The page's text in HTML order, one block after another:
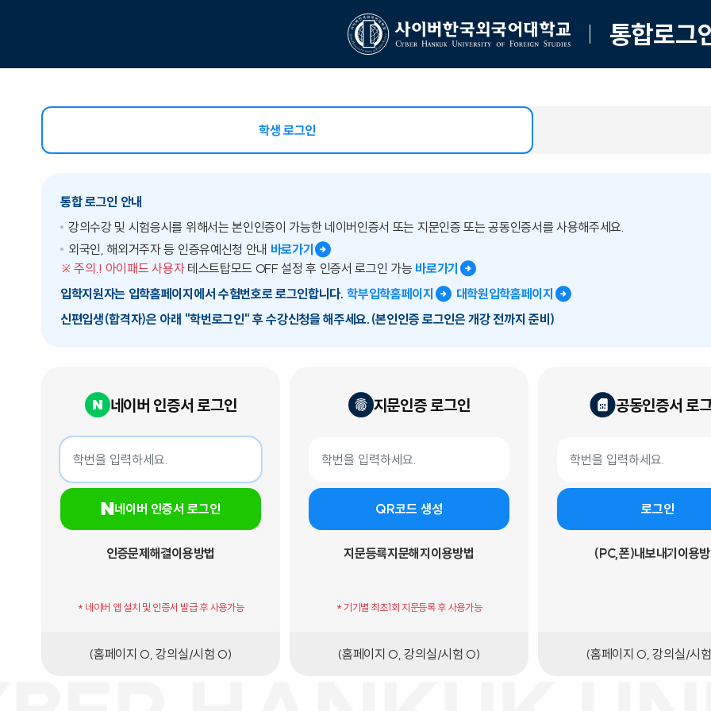
통합로그
학생 로그인
선택됨
통합 로그인 안내
강의수강 및 시험응시를 위해서는 본인인증이 가능한 네이버인증서 또는 지문인증 또는 공동인증서를 사용해주세요.
외국인, 해외거주자 등 인증유예신청 안내 바로가기
※ 주의.! 아이패드 사용자테스트탑모드 OFF 설정 후 인증서 로그인 가능 바로가기
입학지원자는 입학홈페이지에서 수험번호로 로그인합니다.학부입학홈페이지
대학원입학홈페이지
신편입생(합격자)은 아래 "학번로그인" 후 수강신청을 해주세요.(본인인증 로그인은 개강 전까지 준비)
네이버 인증서 로그인
네이버 인증서 로그인
학번
네이버 인증서 로그인
인증문제해결이용방법
* 네이버 앱 설치 및 인증서 발급 후 사용가능
(홈페이지 O, 강의실/시험 O)
지문인증 로그인
QR코드 생성
지문등록지문해지 이용방법
* 기기별 최초1회 지문등록 후 사용가능
(홈페이지 O, 강의실/시험 O)
공동인증서 로
로그인
(PC,폰)내보내기 이용
(홈페이지 O, 강의실/시